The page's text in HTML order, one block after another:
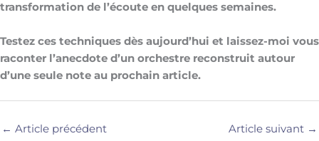
transformation de l’écoute en quelques semaines.
Testez ces techniques dès aujourd’hui et laissez-moi vous
raconter l’anecdote d’un orchestre reconstruit autour
d’une seule note au prochain article.
← Article précédent Article suivant →